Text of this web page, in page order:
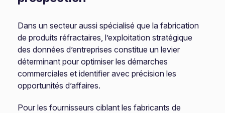
Dans un secteur aussi spécialisé que la fabrication
de produits réfractaires, l’exploitation stratégique
des données d’entreprises constitue un levier
déterminant pour optimiser les démarches
commerciales et identifier avec précision les
opportunités d’affaires.
Pour les fournisseurs ciblant les fabricants de